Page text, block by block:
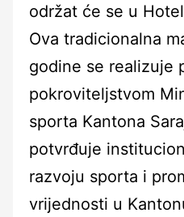
održat će se u
Ova tradicionalna
godine se realizuje
pokroviteljstvom
sporta Kantona
potvrđuje
razvoju sporta i
vrijednosti u